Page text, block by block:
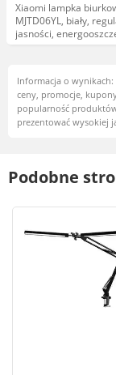
Xiaomi lampka
MJTD06YL, biały,
jasności,
nowoczesny design
Informacja o
ceny, promocje,
popularność
prezentować wysokiej
Podobne